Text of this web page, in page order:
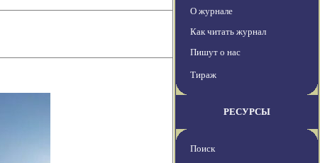
О журнале
Как читать журнал
Пишут о нас
Тираж
РЕСУРСЫ
Поиск